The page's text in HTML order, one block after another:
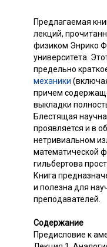
Предлагаемая
лекций,
физиком Энрико
университета.
предельно
механики
причем
выкладки
Блестящая
проявляется и в
нетривиальном
математической
гильбертова
Книга
и полезна для
преподавателей.
Содержание
Предисловие к